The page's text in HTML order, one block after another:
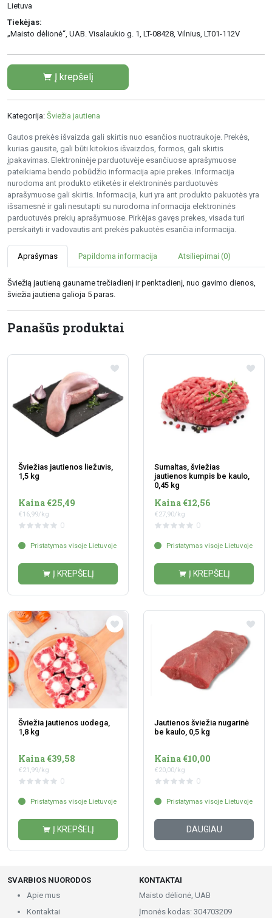
Lietuva
Tiekėjas:
„Maisto dėlionė“, UAB. Visalaukio g. 1, LT-08428, Vilnius, LT01-112V
Į krepšelį
Kategorija: Šviežia jautiena
Gautos prekės išvaizda gali skirtis nuo esančios nuotraukoje. Prekės,
kurias gausite, gali būti kitokios išvaizdos, formos, gali skirtis
įpakavimas. Elektroninėje parduotuvėje esančiuose aprašymuose
pateikiama bendo pobūdžio informacija apie prekes. Informacija
nurodoma ant produkto etiketės ir elektroninės parduotuvės
aprašymuose gali skirtis. Informacija, kuri yra ant produkto pakuotės yra
išsamesnė ir gali nesutapti su nurodoma informacija elektroninės
parduotuvės prekių aprašymuose. Pirkėjas gavęs prekes, visada turi
perskaityti ir vadovautis ant prekės pakuotės esančia informacija.
Aprašymas Papildoma informacija Atsiliepimai (0)
Šviežią jautieną gauname trečiadienį ir penktadienį, nuo gavimo dienos,
šviežia jautiena galioja 5 paras.
Panašūs produktai
Šviežias jautienos liežuvis,
1,5 kg
Kaina €25,49
€16,99/kg
0
Pristatymas visoje Lietuvoje
Į KREPŠELĮ
Sumaltas, šviežias
jautienos kumpis be kaulo,
0,45 kg
Kaina €12,56
€27,90/kg
0
Pristatymas visoje Lietuvoje
Į KREPŠELĮ
Šviežia jautienos uodega,
1,8 kg
Kaina €39,58
€21,99/kg
0
Pristatymas visoje Lietuvoje
Į KREPŠELĮ
Jautienos šviežia nugarinė
be kaulo, 0,5 kg
Kaina €10,00
€20,00/kg
0
Pristatymas visoje Lietuvoje
DAUGIAU
SVARBIOS NUORODOS
Apie mus
Kontaktai
KONTAKTAI
Maisto dėlionė, UAB
Įmonės kodas: 304703209